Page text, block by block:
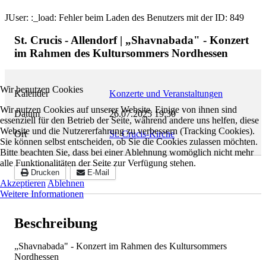
JUser: :_load: Fehler beim Laden des Benutzers mit der ID: 849
St. Crucis - Allendorf | „Shavnabada" - Konzert
im Rahmen des Kultursommers Nordhessen
Kalender
Konzerte und Veranstaltungen
Datum
26.07.2025 19:30
Ort
St. Crucis-Kirche
Drucken E-Mail
Beschreibung
„Shavnabada" - Konzert im Rahmen des Kultursommers
Nordhessen
Wir benutzen Cookies
Wir nutzen Cookies auf unserer Website. Einige von ihnen sind
essenziell für den Betrieb der Seite, während andere uns helfen, diese
Website und die Nutzererfahrung zu verbessern (Tracking Cookies).
Sie können selbst entscheiden, ob Sie die Cookies zulassen möchten.
Bitte beachten Sie, dass bei einer Ablehnung womöglich nicht mehr
alle Funktionalitäten der Seite zur Verfügung stehen.
AkzeptierenAblehnen
Weitere Informationen